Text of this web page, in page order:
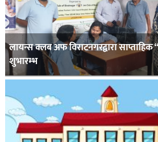
लायन्स क्लब अफ विराटनगरद्वारा साप्ताहिक
शुभारम्भ